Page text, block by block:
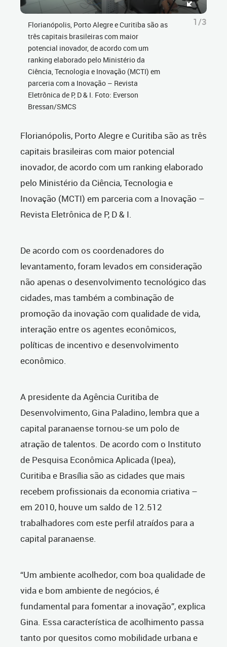
Florianópolis, Porto Alegre e Curitiba são as
três capitais brasileiras com maior
potencial inovador, de acordo com um
ranking elaborado pelo Ministério da
Ciência, Tecnologia e Inovação (MCTI) em
parceria com a Inovação – Revista
Eletrônica de P, D & I. Foto: Everson
Bressan/SMCS
1/3
Florianópolis, Porto Alegre e Curitiba são as três
capitais brasileiras com maior potencial
inovador, de acordo com um ranking elaborado
pelo Ministério da Ciência, Tecnologia e
Inovação (MCTI) em parceria com a Inovação –
Revista Eletrônica de P, D & I.
De acordo com os coordenadores do
levantamento, foram levados em consideração
não apenas o desenvolvimento tecnológico das
cidades, mas também a combinação de
promoção da inovação com qualidade de vida,
interação entre os agentes econômicos,
políticas de incentivo e desenvolvimento
econômico.
A presidente da Agência Curitiba de
Desenvolvimento, Gina Paladino, lembra que a
capital paranaense tornou-se um polo de
atração de talentos. De acordo com o Instituto
de Pesquisa Econômica Aplicada (Ipea),
Curitiba e Brasília são as cidades que mais
recebem profissionais da economia criativa –
em 2010, houve um saldo de 12.512
trabalhadores com este perfil atraídos para a
capital paranaense.
“Um ambiente acolhedor, com boa qualidade de
vida e bom ambiente de negócios, é
fundamental para fomentar a inovação”, explica
Gina. Essa característica de acolhimento passa
tanto por quesitos como mobilidade urbana e